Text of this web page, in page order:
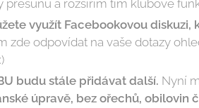
přesunu a rozšířím tím klubové
využít Facebookovou diskuzi,
zde odpovídat na vaše dotazy
budu stále přidávat další. Nyní
úpravě, bez ořechů, obilovin